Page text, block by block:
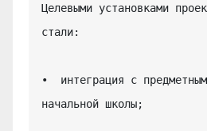
Целевыми установками
стали:
•  интеграция с
начальной школы;